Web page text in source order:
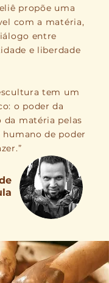
propõe uma
com a matéria,
entre
e liberdade
tem um
o poder da
da matéria pelas
humano de poder